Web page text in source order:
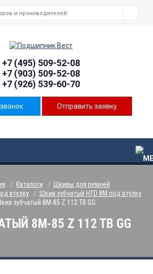
+7 (495) 509-52-08
+7 (903) 509-52-08
+7 (926) 539-60-70
Отправить заявку
Каталоги
Шкивы для ремней
втулку
Шкив зубчатый HTD 8M под втулку
зубчатый 8M-85 Z 112 TB GG
8M-85 Z 112 TB GG